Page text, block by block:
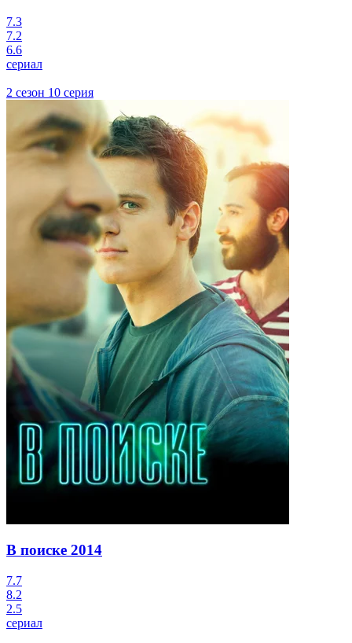
7.3
7.2
6.6
сериал
2 сезон 10 серия
В поиске 2014
7.7
8.2
2.5
сериал